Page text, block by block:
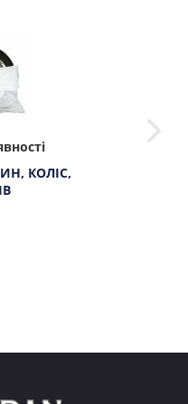
КОЛІС,